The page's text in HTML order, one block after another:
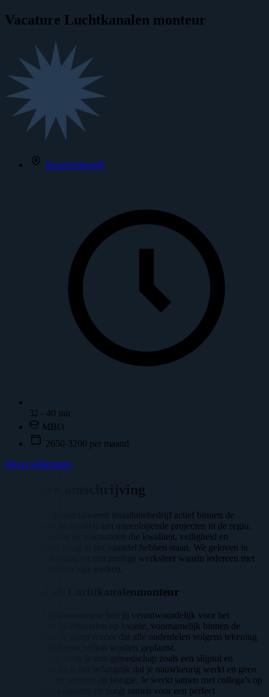
Vacature Luchtkanalen monteur
Bosschenhoofd
32 - 40 uur
MBO
2650-3200 per maand
Direct solliciteren
Vacature omschrijving
Wij zijn een gespecialiseerd installatiebedrijf actief binnen de
utiliteitsbouw en werken aan uiteenlopende projecten in de regio.
Ons team bestaat uit vakmensen die kwaliteit, veiligheid en
samenwerking hoog in het vaandel hebben staan. We geloven in
groei, ontwikkeling en een prettige werksfeer waarin iedereen met
Jouw rol als Luchtkanalenmonteur
Als Luchtkanalenmonteur ben jij verantwoordelijk voor het
monteren van luchtkanalen op locatie, voornamelijk binnen de
utiliteitsbouw. Je zorgt ervoor dat alle onderdelen volgens tekening
en veiligheidsvoorschriften worden geplaatst.
In deze functie werk je met gereedschap zoals een slijptol en
boormachine, en is het belangrijk dat je nauwkeurig werkt en geen
moeite hebt met werken op hoogte. Je werkt samen met collega’s op
verschillende projecten en zorgt samen voor een perfect